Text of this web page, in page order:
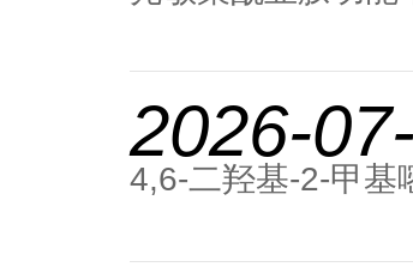
2026-
4,6-二羟基-2-甲基